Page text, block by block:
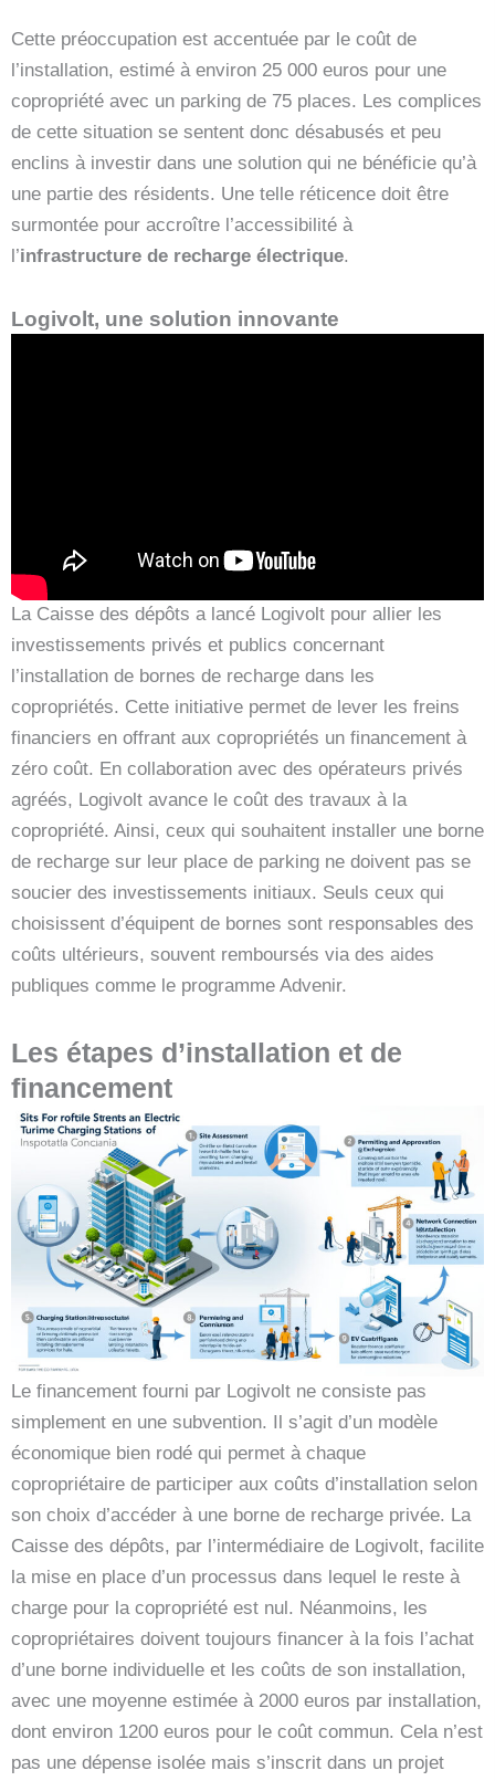
Cette préoccupation est accentuée par le coût de
l’installation, estimé à environ 25 000 euros pour une
copropriété avec un parking de 75 places. Les complices
de cette situation se sentent donc désabusés et peu
enclins à investir dans une solution qui ne bénéficie qu’à
une partie des résidents. Une telle réticence doit être
surmontée pour accroître l’accessibilité à
l’infrastructure de recharge électrique.
Logivolt, une solution innovante
La Caisse des dépôts a lancé Logivolt pour allier les
investissements privés et publics concernant
l’installation de bornes de recharge dans les
copropriétés. Cette initiative permet de lever les freins
financiers en offrant aux copropriétés un financement à
zéro coût. En collaboration avec des opérateurs privés
agréés, Logivolt avance le coût des travaux à la
copropriété. Ainsi, ceux qui souhaitent installer une borne
de recharge sur leur place de parking ne doivent pas se
soucier des investissements initiaux. Seuls ceux qui
choisissent d’équipent de bornes sont responsables des
coûts ultérieurs, souvent remboursés via des aides
publiques comme le programme Advenir.
Les étapes d’installation et de
financement
Le financement fourni par Logivolt ne consiste pas
simplement en une subvention. Il s’agit d’un modèle
économique bien rodé qui permet à chaque
copropriétaire de participer aux coûts d’installation selon
son choix d’accéder à une borne de recharge privée. La
Caisse des dépôts, par l’intermédiaire de Logivolt, facilite
la mise en place d’un processus dans lequel le reste à
charge pour la copropriété est nul. Néanmoins, les
copropriétaires doivent toujours financer à la fois l’achat
d’une borne individuelle et les coûts de son installation,
avec une moyenne estimée à 2000 euros par installation,
dont environ 1200 euros pour le coût commun. Cela n’est
pas une dépense isolée mais s’inscrit dans un projet